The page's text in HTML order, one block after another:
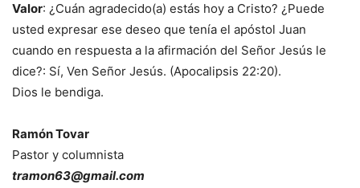
Valor: ¿Cuán agradecido(a) estás hoy a Cristo? ¿Puede
usted expresar ese deseo que tenía el apóstol Juan
cuando en respuesta a la afirmación del Señor Jesús le
dice?: Sí, Ven Señor Jesús. (Apocalipsis 22:20).
Dios le bendiga.
Ramón Tovar
Pastor y columnista
tramon63@gmail.com